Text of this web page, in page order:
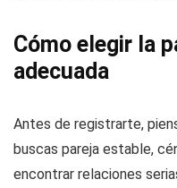
Cómo elegir la
adecuada
Antes de registrarte,
buscas pareja estable,
encontrar relaciones